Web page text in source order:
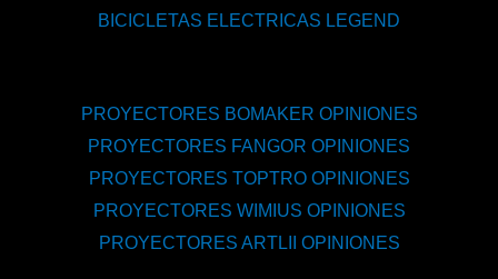
BICICLETAS ELECTRICAS LEGEND
PROYECTORES BOMAKER OPINIONES
PROYECTORES FANGOR OPINIONES
PROYECTORES TOPTRO OPINIONES
PROYECTORES WIMIUS OPINIONES
PROYECTORES ARTLII OPINIONES